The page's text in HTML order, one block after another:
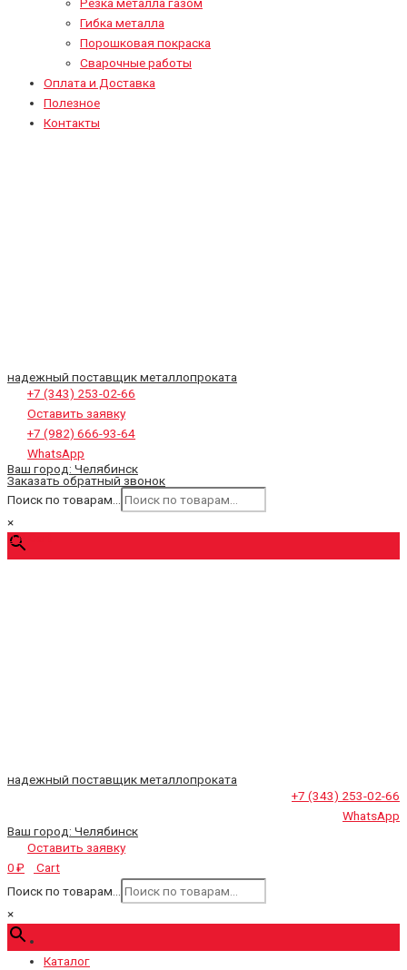
Гибка металла
Порошковая покраска
Сварочные работы
Оплата и Доставка
Полезное
Контакты
надежный поставщик металлопроката
+7 (343) 253-02-66
Оставить заявку
+7 (982) 666-93-64
WhatsApp
Ваш город: Челябинск
Заказать обратный звонок
Поиск по товарам...
×
0₽
надежный поставщик металлопроката
+7 (343) 253-02-66
WhatsApp
Ваш город: Челябинск
Оставить заявку
0 ₽
Cart
Поиск по товарам...
×
Каталог